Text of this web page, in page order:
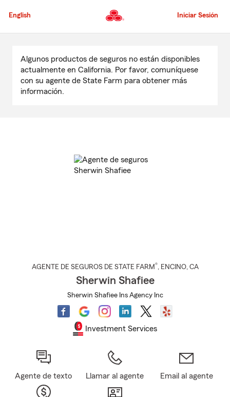
al
principal
English Iniciar Sesión
contenido
principal
Algunos productos de seguros no están disponibles
actualmente en California. Por favor, comuníquese
con su agente de State Farm para obtener más
información.
AGENTE DE SEGUROS DE STATE FARM®, ENCINO, CA
Sherwin Shafiee
Sherwin Shafiee Ins Agency Inc
Investment Services
Agente de texto Llamar al agente Email al agente